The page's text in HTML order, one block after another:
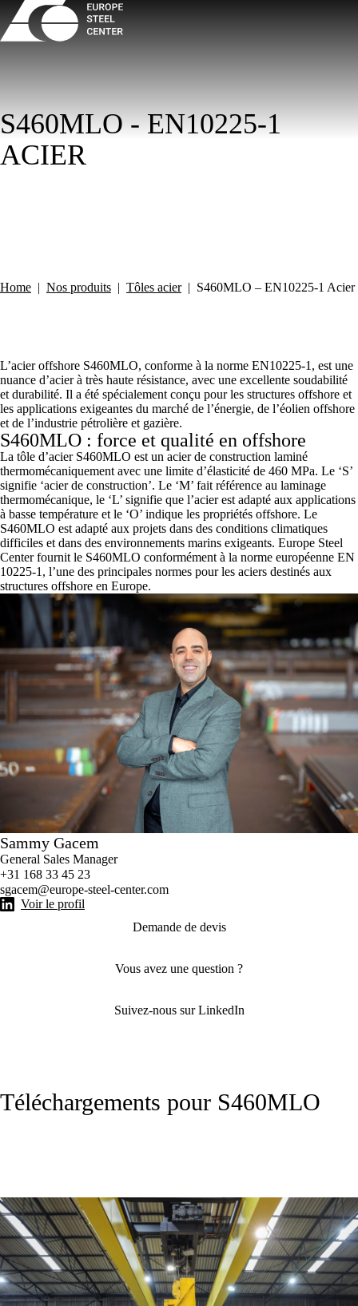
S460MLO - EN10225-1
ACIER
Home | Nos produits | Tôles acier | S460MLO – EN10225-1 Acier
L’acier offshore S460MLO, conforme à la norme EN10225-1, est une
nuance d’acier à très haute résistance, avec une excellente soudabilité
et durabilité. Il a été spécialement conçu pour les structures offshore et
les applications exigeantes du marché de l’énergie, de l’éolien offshore
et de l’industrie pétrolière et gazière.
S460MLO : force et qualité en offshore
La tôle d’acier S460MLO est un acier de construction laminé
thermomécaniquement avec une limite d’élasticité de 460 MPa. Le ‘S’
signifie ‘acier de construction’. Le ‘M’ fait référence au laminage
thermomécanique, le ‘L’ signifie que l’acier est adapté aux applications
à basse température et le ‘O’ indique les propriétés offshore. Le
S460MLO est adapté aux projets dans des conditions climatiques
difficiles et dans des environnements marins exigeants. Europe Steel
Center fournit le S460MLO conformément à la norme européenne EN
10225-1, l’une des principales normes pour les aciers destinés aux
structures offshore en Europe.
Sammy Gacem
General Sales Manager
+31 168 33 45 23
sgacem@europe-steel-center.com
Voir le profil
Demande de devis
Vous avez une question ?
Suivez-nous sur LinkedIn
Téléchargements pour S460MLO